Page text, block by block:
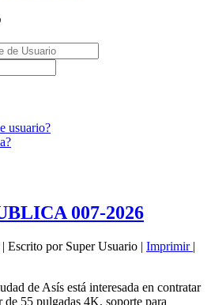
usuario?
007-2026
| Escrito por Super Usuario | Imprimir |
de Asís está interesada en contratar
55 pulgadas 4K, soporte para